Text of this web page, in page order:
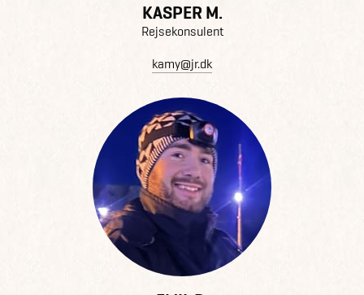
KASPER M.
Rejsekonsulent
kamy@jr.dk